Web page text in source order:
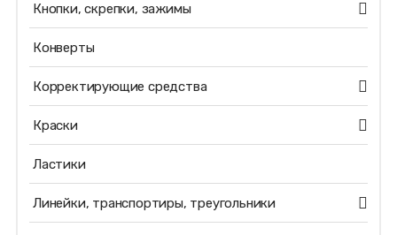
Кнопки, скрепки, зажимы
Конверты
Корректирующие средства
Краски
Ластики
Линейки, транспортиры, треугольники